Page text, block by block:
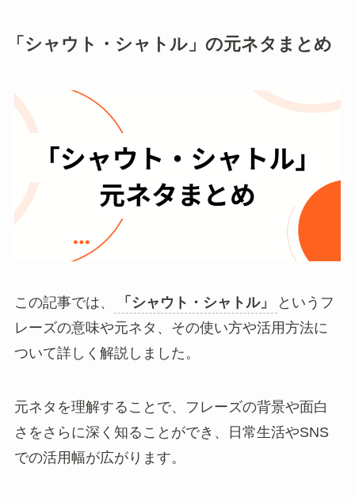
「シャウト・シャトル」の元ネタまとめ
この記事では、 「シャウト・シャトル」
というフ
レーズの意味や元ネタ、その使い方や活用方法に
ついて詳しく解説しました。
元ネタを理解することで、フレーズの背景や面白
さをさらに深く知ることができ、日常生活やSNS
での活用幅が広がります。